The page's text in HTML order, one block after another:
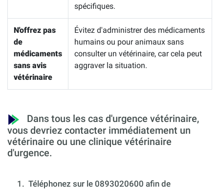
spécifiques.
N'offrez pas
de
médicaments
sans avis
vétérinaire
Évitez d'administrer des médicaments
humains ou pour animaux sans
consulter un vétérinaire, car cela peut
aggraver la situation.
Dans tous les cas d'urgence vétérinaire,
vous devriez contacter immédiatement un
vétérinaire ou une clinique vétérinaire
d'urgence.
1. Téléphonez sur le 0893020600 afin de